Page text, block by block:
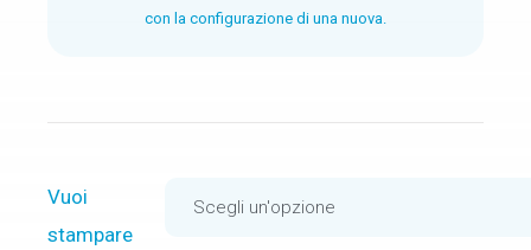
con la configurazione di una nuova.
Vuoi
stampare